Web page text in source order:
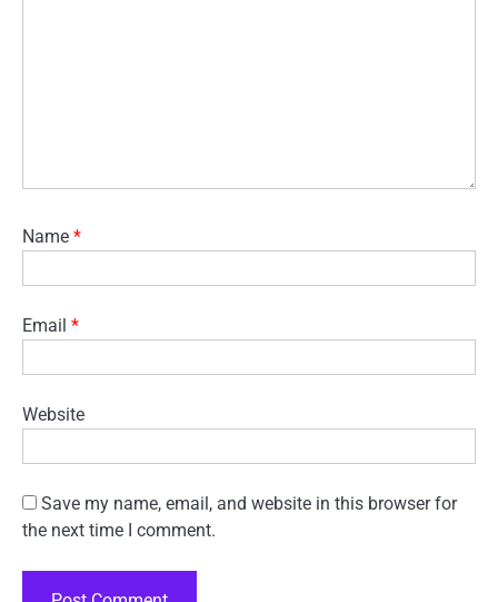
Name *
Email *
Website
Save my name, email, and website in this browser for
the next time I comment.